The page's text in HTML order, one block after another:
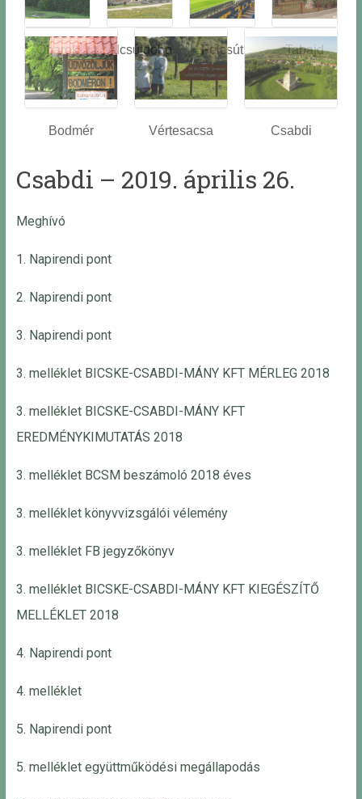
Óbarok
Alcsútdobo
z
Felcsút Tabajd
Bodmér Vértesacsa Csabdi
Csabdi – 2019. április 26.
Meghívó
1. Napirendi pont
2. Napirendi pont
3. Napirendi pont
3. melléklet BICSKE-CSABDI-MÁNY KFT MÉRLEG 2018
3. melléklet BICSKE-CSABDI-MÁNY KFT
EREDMÉNYKIMUTATÁS 2018
3. melléklet BCSM beszámoló 2018 éves
3. melléklet könyvvizsgálói vélemény
3. melléklet FB jegyzőkönyv
3. melléklet BICSKE-CSABDI-MÁNY KFT KIEGÉSZÍTŐ
MELLÉKLET 2018
4. Napirendi pont
4. melléklet
5. Napirendi pont
5. melléklet együttműködési megállapodás